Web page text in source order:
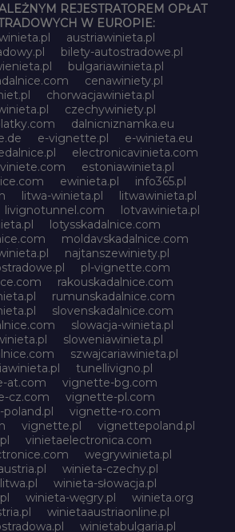
REJESTRATOREM OPŁAT
W EUROPIE:
austriawinieta.pl
bilety-autostradowe.pl
bulgariawinieta.pl
cenawiniety.pl
chorwacjawinieta.pl
czechywiniety.pl
dalnicniznamka.eu
e-vignette.pl
e-winieta.eu
electronicavinieta.com
estoniawinieta.pl
ewinieta.pl
info365.pl
litwa-winieta.pl
litwawinieta.pl
livignotunnel.com
lotvawinieta.pl
lotysskadalnice.com
moldavskadalnice.com
najtanszewiniety.pl
pl-vignette.com
rakouskadalnice.com
rumunskadalnice.com
slovenskadalnice.com
slowacja-winieta.pl
sloweniawinieta.pl
szwajcariawinieta.pl
tunellivigno.pl
at.com
vignette-bg.com
cz.com
vignette-pl.com
vignette-ro.com
vignette.pl
vignettepoland.pl
vinietaelectronica.com
wegrywinieta.pl
winieta-czechy.pl
winieta-słowacja.pl
winieta-węgry.pl
winieta.org
winietaaustriaonline.pl
winietabulgaria.pl